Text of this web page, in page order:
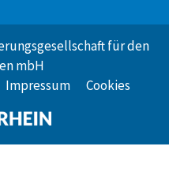
für den
mbH
Impressum Cookies